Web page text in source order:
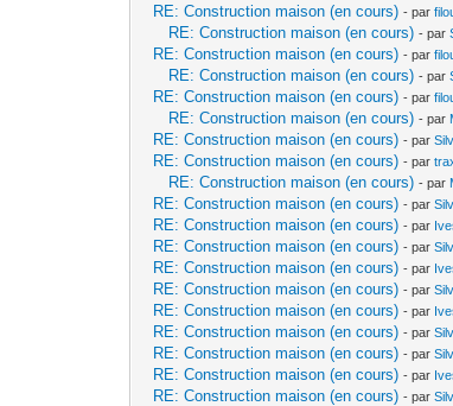
RE: Construction maison (en cours) - par
RE: Construction maison (en cours) - par
RE: Construction maison (en cours) - par
RE: Construction maison (en cours) - par
RE: Construction maison (en cours) - par
RE: Construction maison (en cours) - par
RE: Construction maison (en cours) - par
RE: Construction maison (en cours) - par
RE: Construction maison (en cours) - par
RE: Construction maison (en cours) - par
RE: Construction maison (en cours) - par
RE: Construction maison (en cours) - par
RE: Construction maison (en cours) - par
RE: Construction maison (en cours) - par
RE: Construction maison (en cours) - par
RE: Construction maison (en cours) - par
RE: Construction maison (en cours) - par
RE: Construction maison (en cours) - par
RE: Construction maison (en cours) - par